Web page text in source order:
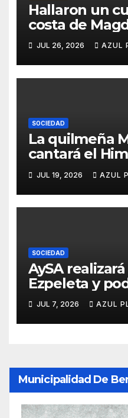
Hallaron un
costa de
quinto
desaparecido
JUL 26, 2026 AZUL
SOCIEDAD
La quilmeña
cantará el
Argentino
JUL 19, 2026 AZUL
SOCIEDAD
AySA
Ezpeleta y
presión o
JUL 7, 2026 AZUL
Municipalidad De